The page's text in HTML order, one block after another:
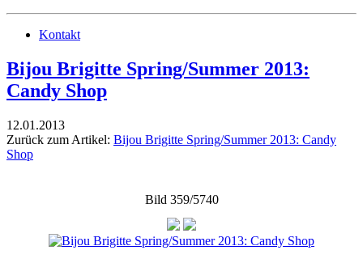
Kontakt
Bijou Brigitte Spring/Summer 2013:
Candy Shop
12.01.2013
Zurück zum Artikel: Bijou Brigitte Spring/Summer 2013: Candy
Shop
Bild 359/5740